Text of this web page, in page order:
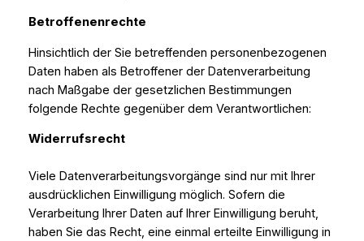
Betroffenenrechte
Hinsichtlich der Sie betreffenden personenbezogenen
Daten haben als Betroffener der Datenverarbeitung
nach Maßgabe der gesetzlichen Bestimmungen
folgende Rechte gegenüber dem Verantwortlichen:
Widerrufsrecht
Viele Datenverarbeitungsvorgänge sind nur mit Ihrer
ausdrücklichen Einwilligung möglich. Sofern die
Verarbeitung Ihrer Daten auf Ihrer Einwilligung beruht,
haben Sie das Recht, eine einmal erteilte Einwilligung in